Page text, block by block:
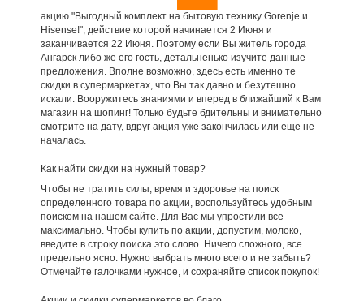
акцию "Выгодный комплект на бытовую технику Gorenje и
Hisense!", действие которой начинается 2 Июня и
заканчивается 22 Июня. Поэтому если Вы житель города
Ангарск либо же его гость, детальненько изучите данные
предложения. Вполне возможно, здесь есть именно те
скидки в супермаркетах, что Вы так давно и безутешно
искали. Вооружитесь знаниями и вперед в ближайший к Вам
магазин на шопинг! Только будьте бдительны и внимательно
смотрите на дату, вдруг акция уже закончилась или еще не
началась.
Как найти скидки на нужный товар?
Чтобы не тратить силы, время и здоровье на поиск
определенного товара по акции, воспользуйтесь удобным
поиском на нашем сайте. Для Вас мы упростили все
максимально. Чтобы купить по акции, допустим, молоко,
введите в строку поиска это слово. Ничего сложного, все
предельно ясно. Нужно выбрать много всего и не забыть?
Отмечайте галочками нужное, и сохраняйте список покупок!